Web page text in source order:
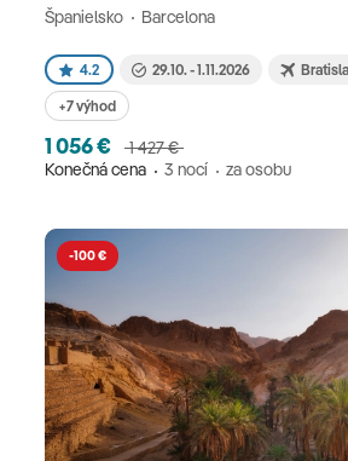
Španielsko Barcelona
4.2 29.10. - 1.11.2026
+7 výhod
1 056 €
1 427 €
Konečná cena
3 nocí za osobu
-100 €